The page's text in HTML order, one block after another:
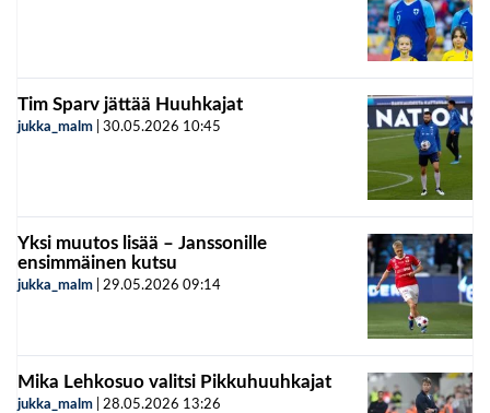
Tim Sparv jättää Huuhkajat
jukka_malm 30.05.2026 10:45
Yksi muutos lisää – Janssonille
ensimmäinen kutsu
jukka_malm 29.05.2026 09:14
Mika Lehkosuo valitsi Pikkuhuuhkajat
jukka_malm 28.05.2026 13:26